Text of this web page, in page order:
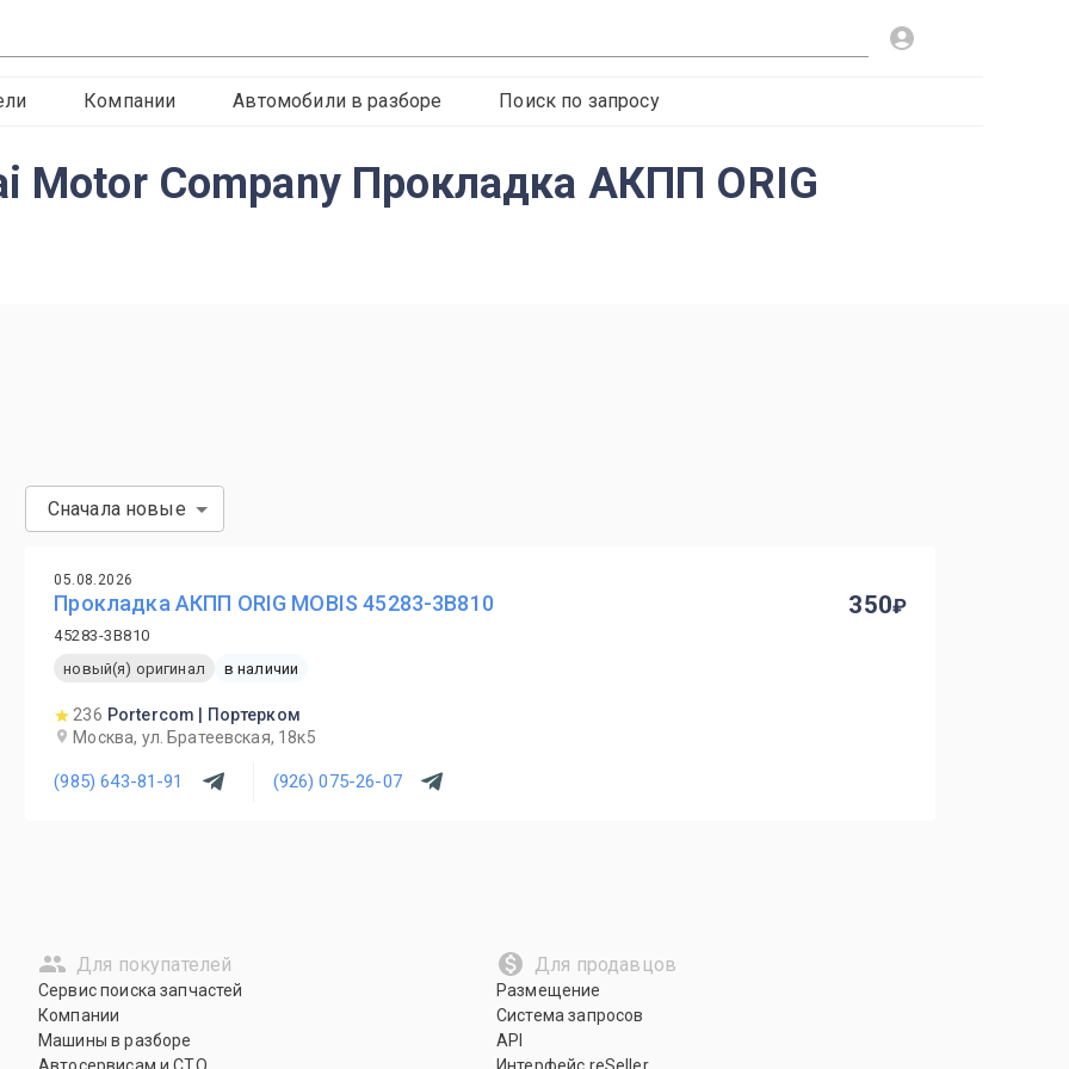
Компании Автомобили в разборе Поиск по запросу
Motor Company Прокладка АКПП ORIG
Сначала новые
05.08.2026
Прокладка АКПП ORIG MOBIS 45283-3B810
45283-3B810
новый(я) оригинал
в наличии
236 Portercom | Портерком
Москва, ул. Братеевская, 18к5
(985) 643-81-91 (926) 075-26-07
350
Для покупателей
Сервис поиска запчастей
Компании
Машины в разборе
Для продавцов
Размещение
Система запросов
API